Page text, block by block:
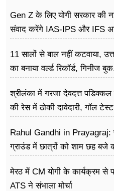
Gen Z के लिए योगी सरकार की नई
संवाद करेंगे IAS-IPS और IFS
11 सालों से बाल नहीं कटवाया,
का बनाया वर्ल्ड रिकॉर्ड, गिनीज
श्रीलंका में गरजा देवदत्त
की रेस में ठोकी दावेदारी, गॉल
Rahul Gandhi in Prayagraj:
ग्राउंड में छात्रों को शाम छह बजे
मेरठ में CM योगी के कार्यक्रम से
ATS ने संभाला मोर्चा